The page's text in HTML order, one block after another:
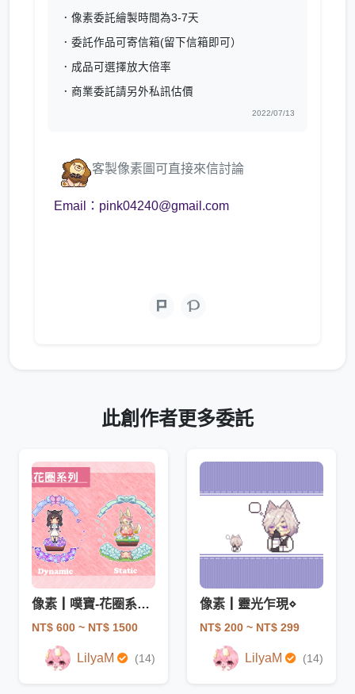
．像素委託繪製時間為3-7天
．委託作品可寄信箱(留下信箱即可）
．成品可選擇放大倍率
．商業委託請另外私訊估價
2022/07/13
客製像素圖可直接來信討論
Email：pink04240@gmail.com
此創作者更多委託
像素┃噗寶-花圈系列⋄
NT$ 600 ~ NT$ 1500
LilyaM (14)
像素┃靈光乍現⋄
NT$ 200 ~ NT$ 299
LilyaM (14)